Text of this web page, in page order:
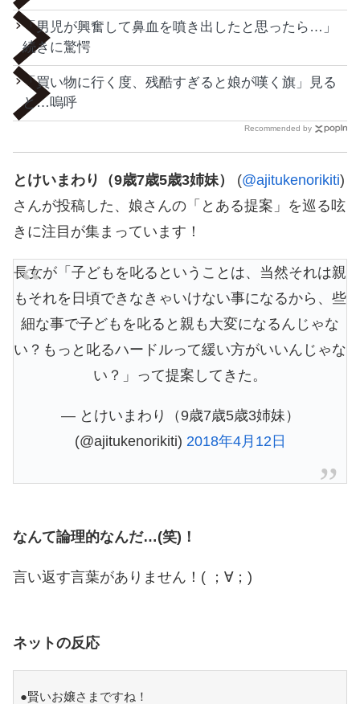
「男児が興奮して鼻血を噴き出したと思ったら…」
続きに驚愕
「買い物に行く度、残酷すぎると娘が嘆く旗」見る
と…嗚呼
Recommended by
とけいまわり（9歳7歳5歳3姉妹） (@ajitukenorikiti)
さんが投稿した、娘さんの「とある提案」を巡る呟
きに注目が集まっています！
長女が「子どもを叱るということは、当然それは親
もそれを日頃できなきゃいけない事になるから、些
細な事で子どもを叱ると親も大変になるんじゃな
い？もっと叱るハードルって緩い方がいいんじゃな
い？」って提案してきた。
— とけいまわり（9歳7歳5歳3姉妹）
(@ajitukenorikiti) 2018年4月12日
なんて論理的なんだ…(笑)！
言い返す言葉がありません！( ；∀；)
ネットの反応
●賢いお嬢さまですね！